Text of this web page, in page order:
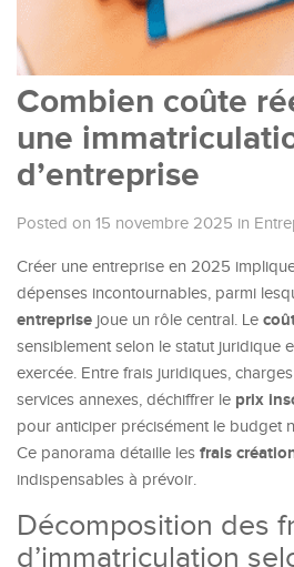
Combien coûte
une
d’entreprise
Posted on 15 novembre 2025 in
Créer une entreprise en 2025
dépenses incontournables, parmi
entreprise joue un rôle central. Le
sensiblement selon le statut juridique
exercée. Entre frais juridiques,
services annexes, déchiffrer le prix
pour anticiper précisément le budget
Ce panorama détaille les frais
indispensables à prévoir.
Décomposition des
d’immatriculation